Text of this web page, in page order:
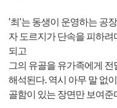
'최'는 동생이 운영하는 공
자 도르지가 단속을 피하
되고
그의 유골을 유가족에게
해석된다. 역시 아무 말 없
골함이 있는 장면만 보여준